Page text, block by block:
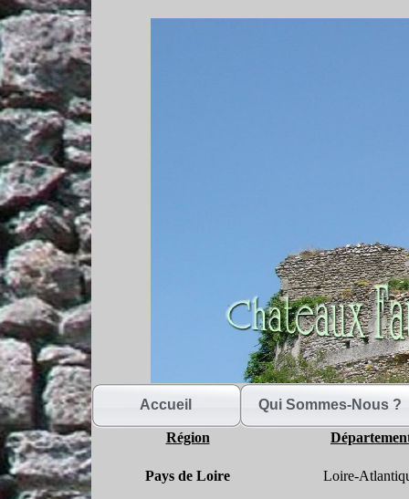
Accueil Qui Sommes-Nous ?
Région
Pays de Loire Loire-